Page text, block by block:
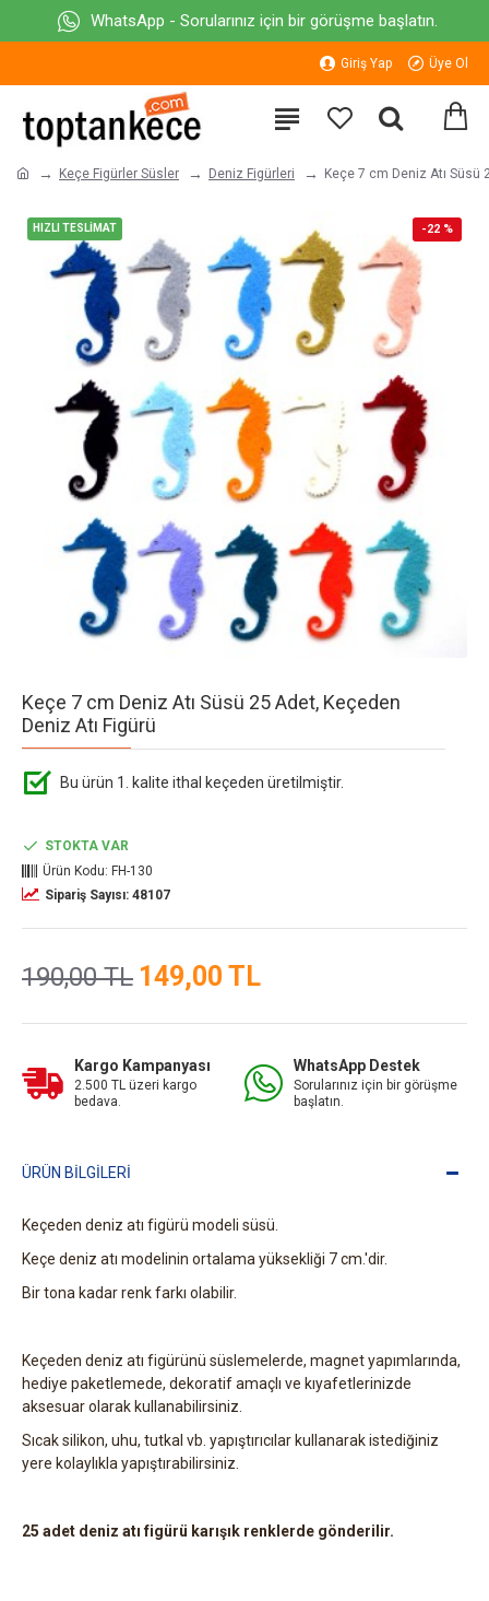
WhatsApp - Sorularınız için bir görüşme başlatın.
Giriş Yap Üye Ol
Keçe Figürler Süsler Deniz Figürleri Keçe 7 cm Deniz Atı Süsü
HIZLI TESLİMAT -22 %
Keçe 7 cm Deniz Atı Süsü 25 Adet, Keçeden
Deniz Atı Figürü
Bu ürün 1. kalite ithal keçeden üretilmiştir.
149,00 TL
190,00 TL
STOKTA VAR
Ürün Kodu: FH-130
Sipariş Sayısı: 48107
Kargo Kampanyası
2.500 TL üzeri kargo
bedava.
WhatsApp Destek
Sorularınız için bir görüşme
başlatın.
ÜRÜN BILGILERI
Keçeden deniz atı figürü modeli süsü.
Keçe deniz atı modelinin ortalama yüksekliği 7 cm.'dir.
Bir tona kadar renk farkı olabilir.
Keçeden deniz atı figürünü süslemelerde, magnet yapımlarında,
hediye paketlemede, dekoratif amaçlı ve kıyafetlerinizde
aksesuar olarak kullanabilirsiniz.
Sıcak silikon, uhu, tutkal vb. yapıştırıcılar kullanarak istediğiniz
yere kolaylıkla yapıştırabilirsiniz.
25 adet deniz atı figürü karışık renklerde gönderilir.